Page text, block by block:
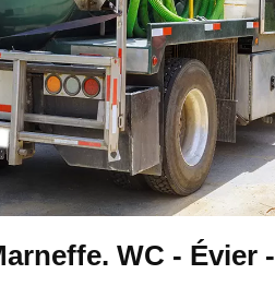
WC - Évier -